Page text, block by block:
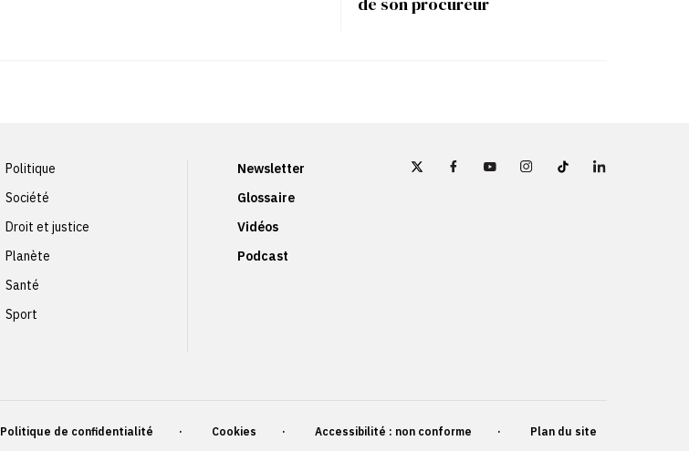
Politique
Société
Droit et justice
Planète
Santé
Sport
Newsletter
Glossaire
Vidéos
Podcast
Politique de confidentialité Cookies Accessibilité : non conforme Plan du site